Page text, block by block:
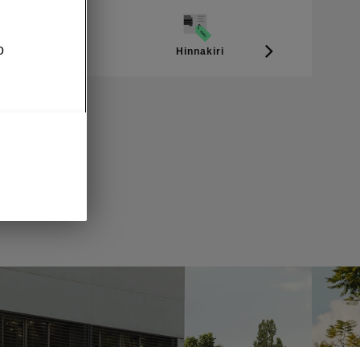
Hinnakiri